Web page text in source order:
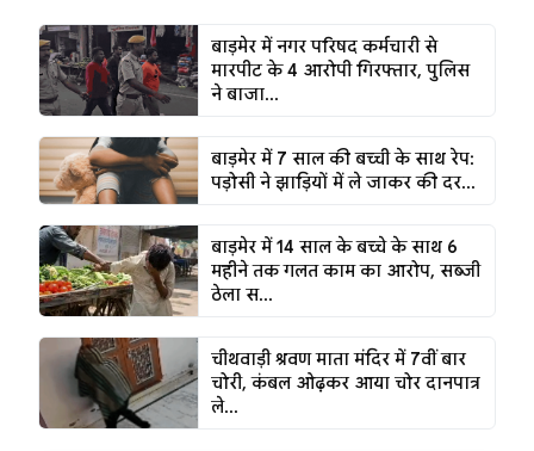
बाड़मेर में नगर परिषद कर्मचारी से
मारपीट के 4 आरोपी गिरफ्तार, पुलिस
ने बाजा...
बाड़मेर में 7 साल की बच्ची के साथ रेप:
पड़ोसी ने झाड़ियों में ले जाकर की दर...
बाड़मेर में 14 साल के बच्चे के साथ 6
महीने तक गलत काम का आरोप, सब्जी
ठेला स...
चीथवाड़ी श्रवण माता मंदिर में 7वीं बार
चोरी, कंबल ओढ़कर आया चोर दानपात्र
ले...